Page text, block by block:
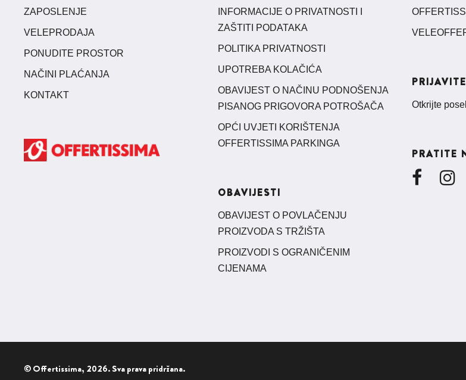
ZAPOSLENJE
VELEPRODAJA
PONUDITE PROSTOR
NAČINI PLAĆANJA
KONTAKT
INFORMACIJE O PRIVATNOSTI I
ZAŠTITI PODATAKA
POLITIKA PRIVATNOSTI
UPOTREBA KOLAČIĆA
OBAVIJEST O NAČINU PODNOŠENJA
PISANOG PRIGOVORA POTROŠAČA
OPĆI UVJETI KORIŠTENJA
OFFERTISSIMA PARKINGA
OBAVIJESTI
OBAVIJEST O POVLAČENJU
PROIZVODA S TRŽIŠTA
PROIZVODI S OGRANIČENIM
CIJENAMA
Otkrijte
PRATITE
© Offertissima, 2026. Sva prava pridržana.